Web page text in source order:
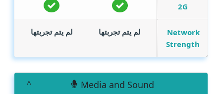
2G
Network
Strength
لم يتم تجربتها لم يتم تجربتها
Media and Sound